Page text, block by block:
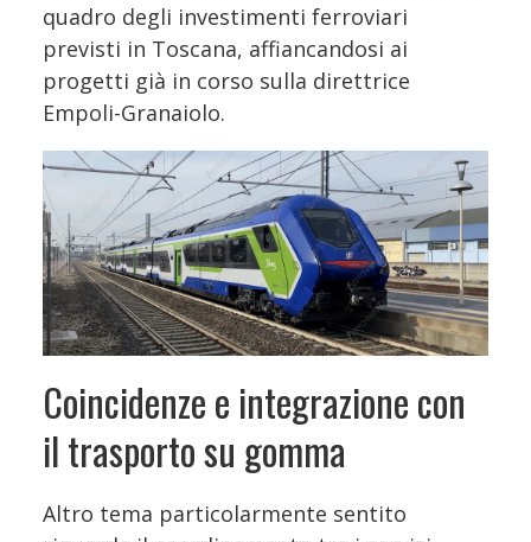
quadro degli investimenti ferroviari
previsti in Toscana, affiancandosi ai
progetti già in corso sulla direttrice
Empoli-Granaiolo.
Coincidenze e integrazione con
il trasporto su gomma
Altro tema particolarmente sentito